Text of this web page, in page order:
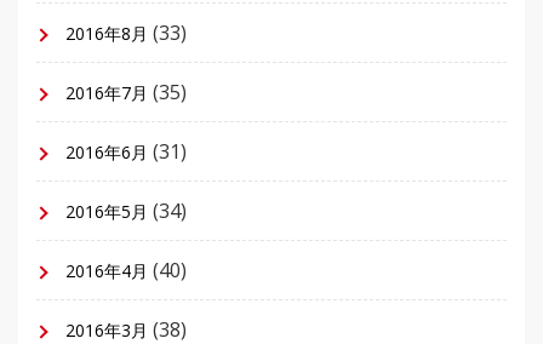
2016年8月 (33)
2016年7月 (35)
2016年6月 (31)
2016年5月 (34)
2016年4月 (40)
2016年3月 (38)